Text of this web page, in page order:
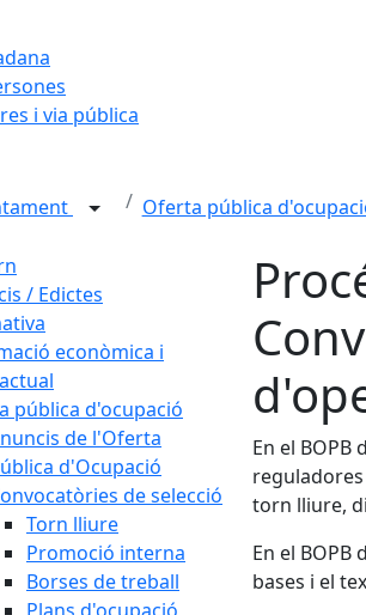
i via pública
Oferta pública
/ Edictes
econòmica i
pública d'ocupació
de l'Oferta
d'Ocupació
de selecció
Torn lliure
Promoció interna
Borses de treball
En el BOPB
torn lliure,
En el BOPB
bases i el